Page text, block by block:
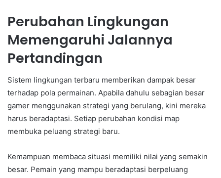
Perubahan Lingkungan
Memengaruhi Jalannya
Pertandingan
Sistem lingkungan terbaru memberikan dampak besar
terhadap pola permainan. Apabila dahulu sebagian besar
gamer menggunakan strategi yang berulang, kini mereka
harus beradaptasi. Setiap perubahan kondisi map
membuka peluang strategi baru.
Kemampuan membaca situasi memiliki nilai yang semakin
besar. Pemain yang mampu beradaptasi berpeluang